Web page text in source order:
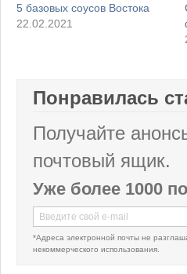
5 базовых соусов Востока
22.02.2021
Понравилась
Получайте
почтовый ящик.
Уже более 1000
*Адреса электронной почты не
некоммерческого использования.